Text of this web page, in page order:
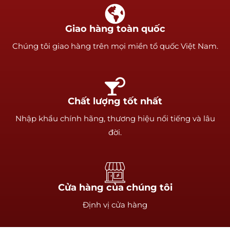
Giao hàng toàn quốc
Chúng tôi giao hàng trên mọi miền tổ quốc Việt Nam.
Chất lượng tốt nhất
Nhập khẩu chính hãng, thương hiệu nổi tiếng và lâu
đời.
Cửa hàng của chúng tôi
Định vị cửa hàng